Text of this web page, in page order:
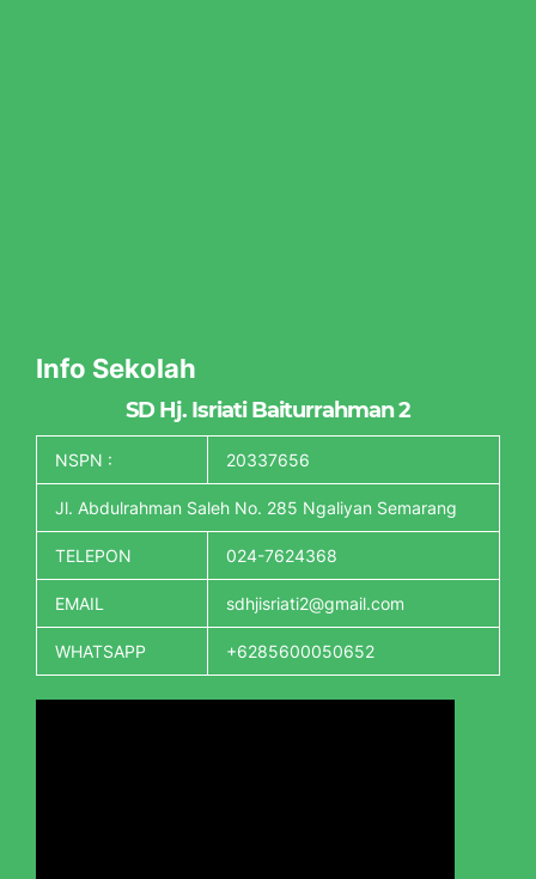
Info Sekolah
SD Hj. Isriati Baiturrahman 2
NSPN : 20337656
Jl. Abdulrahman Saleh No. 285 Ngaliyan Semarang
TELEPON 024-7624368
EMAIL sdhjisriati2@gmail.com
WHATSAPP +6285600050652